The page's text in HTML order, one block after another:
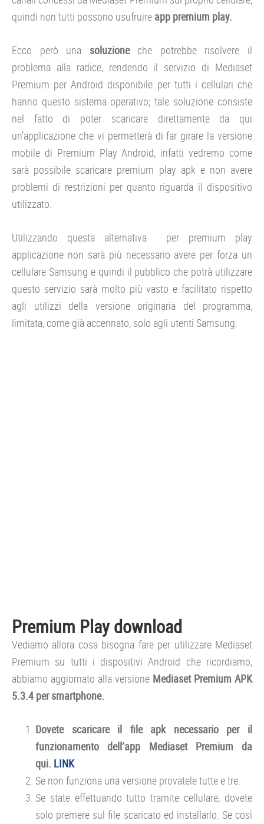
quindi non tutti possono usufruire app premium play.
Ecco però una soluzioneche potrebbe risolvere il
problema alla radice, rendendo il servizio di Mediaset
Premium per Android disponibile per tutti i cellulari che
hanno questo sistema operativo; tale soluzione consiste
nel fatto di poter scaricare direttamente da qui
un’applicazione che vi permetterà di far girare la versione
mobile di Premium Play Android, infatti vedremo come
sarà possibile scaricare premium play apk e non avere
problemi di restrizioni per quanto riguarda il dispositivo
utilizzato.
Utilizzando questa alternativa per premium play
applicazione non sarà più necessario avere per forza un
cellulare Samsung e quindi il pubblico che potrà utilizzare
questo servizio sarà molto più vasto e facilitato rispetto
agli utilizzi della versione originaria del programma,
limitata, come già accennato, solo agli utenti Samsung.
Premium Play download
Vediamo allora cosa bisogna fare per utilizzare Mediaset
Premium su tutti i dispositivi Android che ricordiamo,
abbiamo aggiornato alla versione Mediaset Premium APK
5.3.4 per smartphone.
Dovete scaricare il file apk necessario per il
funzionamento dell’app Mediaset Premium da
qui. LINK
Se non funziona una versione provatele tutte e tre.
Se state effettuando tutto tramite cellulare, dovete
solo premere sul file scaricato ed installarlo. Se così